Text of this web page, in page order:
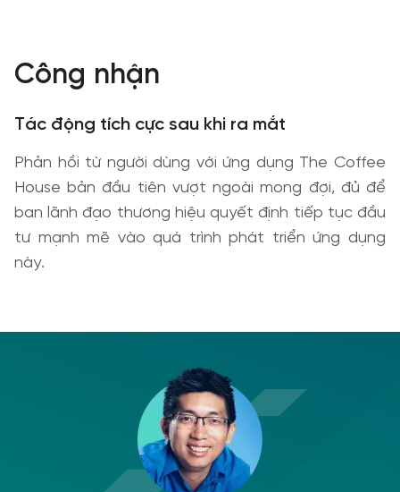
Công nhận
Tác động tích cực sau khi ra mắt
Phản hồi từ người dùng với ứng dụng The Coffee
House bản đầu tiên vượt ngoài mong đợi, đủ để
ban lãnh đạo thương hiệu quyết định tiếp tục đầu
tư mạnh mẽ vào quá trình phát triển ứng dụng
này.